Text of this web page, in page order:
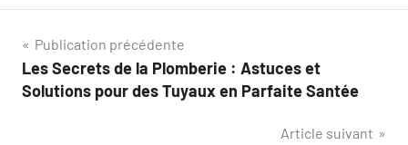
Navigation
de
Publication précédente
Les Secrets de la Plomberie : Astuces et
Solutions pour des Tuyaux en Parfaite Santée
Article suivant